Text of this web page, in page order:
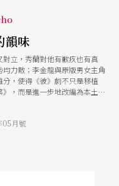
韻味
對立，秀蘭對他有歉疚也有真
均力敵；李金龍與原版男女主角
分，使得《彼》劇不只是移植
》，而是進一步地改編為本土原
05月號